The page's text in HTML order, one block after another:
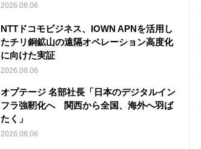
2026.08.06
NTTドコモビジネス、IOWN APNを活用し
たチリ銅鉱山の遠隔オペレーション高度化
に向けた実証
2026.08.06
オプテージ 名部社長「日本のデジタルイン
フラ強靭化へ 関西から全国、海外へ羽ば
たく」
2026.08.06